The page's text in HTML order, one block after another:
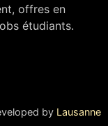
offres en
étudiants.
by Lausanne